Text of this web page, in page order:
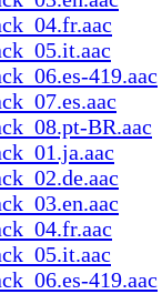
419.aac
BR.aac
419.aac